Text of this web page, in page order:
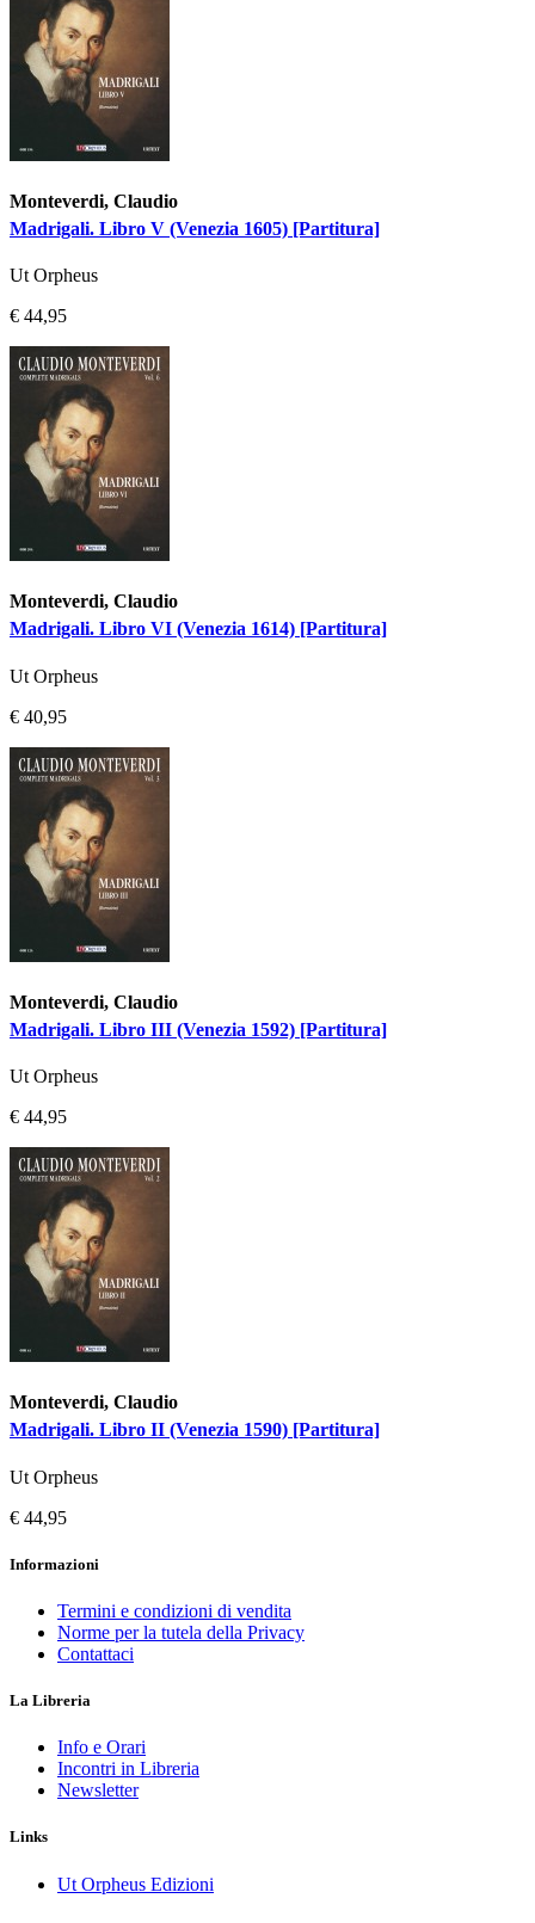
Monteverdi, Claudio
Madrigali. Libro V (Venezia 1605) [Partitura]
Ut Orpheus
€ 44,95
Monteverdi, Claudio
Madrigali. Libro VI (Venezia 1614) [Partitura]
Ut Orpheus
€ 40,95
Monteverdi, Claudio
Madrigali. Libro III (Venezia 1592) [Partitura]
Ut Orpheus
€ 44,95
Monteverdi, Claudio
Madrigali. Libro II (Venezia 1590) [Partitura]
Ut Orpheus
€ 44,95
Informazioni
Termini e condizioni di vendita
Norme per la tutela della Privacy
Contattaci
La Libreria
Info e Orari
Incontri in Libreria
Newsletter
Links
Ut Orpheus Edizioni